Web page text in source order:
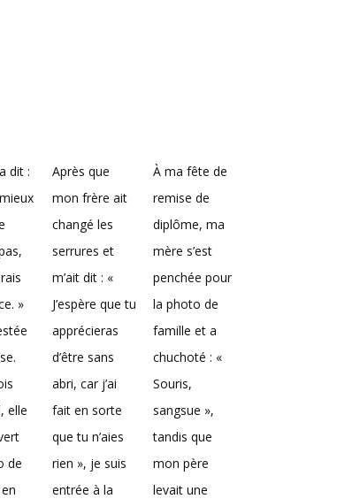
dit :
»
elle
de
Après que
mon frère ait
changé les
serrures et
m’ait dit : «
J’espère que tu
apprécieras
d’être sans
abri, car j’ai
fait en sorte
que tu n’aies
rien », je suis
entrée à la
À ma fête de
remise de
diplôme, ma
mère s’est
penchée pour
la photo de
famille et a
chuchoté : «
Souris,
sangsue »,
tandis que
mon père
levait une